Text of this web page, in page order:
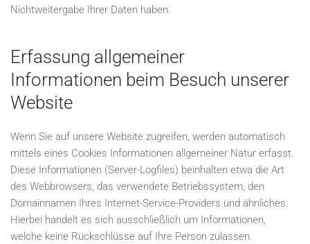
Nichtweitergabe Ihrer Daten haben.
Erfassung allgemeiner
Informationen beim Besuch unserer
Website
Wenn Sie auf unsere Website zugreifen, werden automatisch
mittels eines Cookies Informationen allgemeiner Natur erfasst.
Diese Informationen (Server-Logfiles) beinhalten etwa die Art
des Webbrowsers, das verwendete Betriebssystem, den
Domainnamen Ihres Internet-Service-Providers und ähnliches.
Hierbei handelt es sich ausschließlich um Informationen,
welche keine Rückschlüsse auf Ihre Person zulassen.